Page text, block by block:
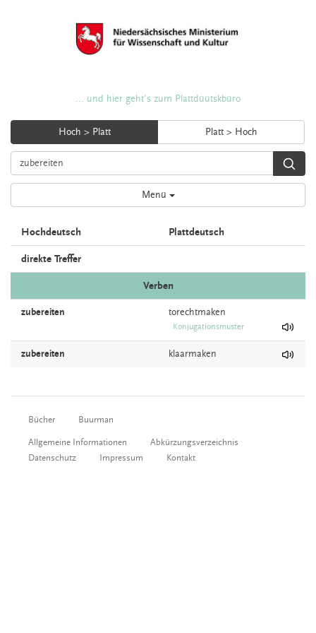
... und hier geht's zum Plattdüütskbüro
Hoch > Platt Platt > Hoch
Menü
Hochdeutsch Plattdeutsch
direkte Treffer
Verben
zubereiten torechtmaken
Konjugationsmuster
zubereiten klaarmaken
Bücher Buurman
Allgemeine Informationen
Abkürzungsverzeichnis
Datenschutz
Impressum Kontakt